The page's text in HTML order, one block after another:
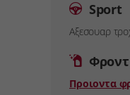
Sport
Αξεσουαρ
Προιοντα